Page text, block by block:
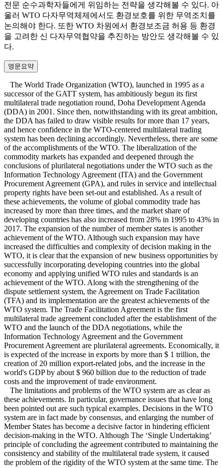
전문 순수과학자들에게 위임하는 전략을 생각해볼 수 있다. 아
울러 WTO 다자무역체제에서도 환경보호를 위한 무역조치를
논의해야 한다. 또한 WTO 차원에서 환경보조금 허용 등 환경
을 고려한 신 다자무역협약을 추진하는 방안도 생각해볼 수 있
다.
영문요약
The World Trade Organization (WTO), launched in 1995 as a
successor of the GATT system, has ambitiously begun its first
multilateral trade negotiation round, Doha Development Agenda
(DDA) in 2001. Since then, notwithstanding with its great ambition,
the DDA has failed to draw visible results for more than 17 years,
and hence confidence in the WTO-centered multilateral trading
system has been declining accordingly. Nevertheless, there are some
of the accomplishments of the WTO. The liberalization of the
commodity markets has expanded and deepened through the
conclusions of plurilateral negotiations under the WTO such as the
Information Technology Agreement (ITA) and the Government
Procurement Agreement (GPA), and rules in service and intellectual
property rights have been set-out and established. As a result of
these achievements, the volume of global commodity trade has
increased by more than three times, and the market share of
developing countries has also increased from 28% in 1995 to 43% in
2017. The expansion of the number of member states is another
achievement of the WTO. Although such expansion may have
increased the difficulties and complexity of decision making in the
WTO, it is clear that the expansion of new business opportunities by
successfully incorporating developing countries into the global
economy and applying unified WTO rules and standards is an
achievement of the WTO. Along with the strengthening of the
dispute settlement system, the Agreement on Trade Facilitation
(TFA) and its implementation are the greatest achievements of the
WTO system. The Trade Facilitation Agreement is the first
multilateral trade agreement concluded after the establishment of the
WTO and the launch of the DDA negotiations, while the
Information Technology Agreement and the Government
Procurement Agreement are plurilateral agreements. Economically, it
is expected of the increase in exports by more than $ 1 trillion, the
creation of 20 million export-related jobs, and the increase in the
world's GDP by about $ 960 billion due to the reduction of trade
costs and the improvement of trade environment.
The limitations and problems of the WTO system are as clear as
these achievements. In particular, governance issues that have long
been pointed out are such typical examples. Decisions in the WTO
system are in fact made by consensus, and enlarging the number of
Member States has become a decisive factor in hindering efficient
decision-making in the WTO. Although The ‘Single Undertaking’
principle of concluding the agreement contributed to maintaining the
consistency and stability of the multilateral trade system, it caused
the problem of the rigidity of the WTO system at the same time. The